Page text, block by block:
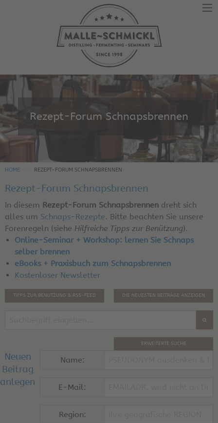
Rezept-Forum Schnapsbrennen
HOME REZEPT-FORUM SCHNAPSBRENNEN
Rezept-Forum Schnapsbrennen
In diesem Rezept-Forum Schnapsbrennen dreht sich
alles um Schnaps-Rezepte. Bitte beachten Sie unsere
Forenregeln (siehe Hilfreiche Tipps zur Benützung).
Online-Seminar + Workshop: lernen Sie Schnaps
selber brennen
eBooks + Praxisbuch zum Schnapsbrennen
Kostenloser Newsletter
TIPPS ZUR BENUTZUNG & RSS-FEED DIE NEUESTEN BEITRÄGE ANZEIGEN
ERWEITERTE SUCHE
Neuen
Beitrag
anlegen
Name:
E-Mail:
Region: